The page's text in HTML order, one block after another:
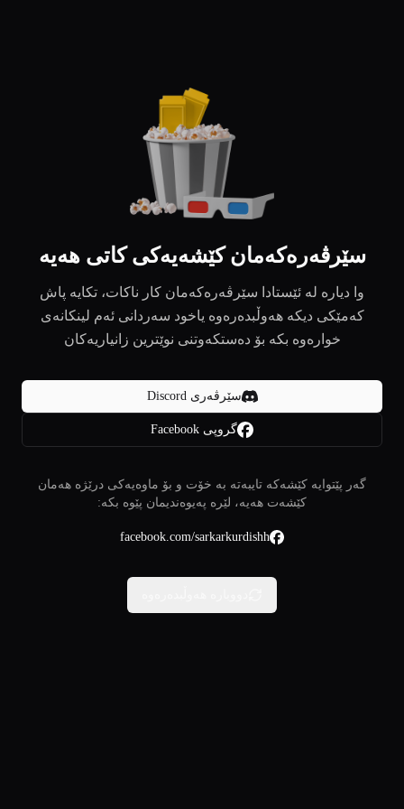
سێرڤەرەکەمان کێشەیەکی کاتی هەیە
وا دیارە لە ئێستادا سێرڤەرەکەمان کار ناکات، تکایە پاش
کەمێکی دیکە هەوڵبدەرەوە یاخود سەردانی ئەم لینکانەی
خوارەوە بکە بۆ دەستکەوتنی نوێترین زانیاریەکان
سێرڤەری Discord
گروپی Facebook
گەر پێتوایە کێشەکە تایبەتە بە خۆت و بۆ ماوەیەکی درێژە هەمان
کێشەت هەیە، لێرە پەیوەندیمان پێوە بکە:
facebook.com/sarkarkurdishh